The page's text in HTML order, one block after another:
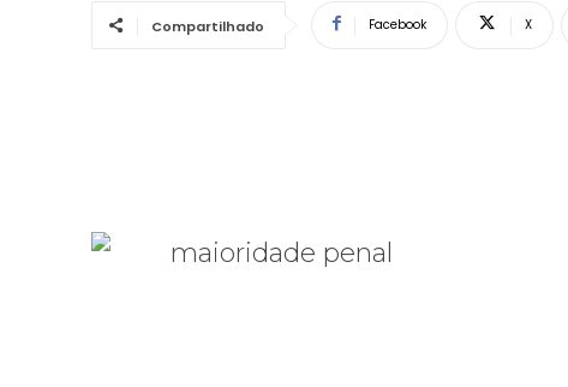
Compartilhado Facebook X